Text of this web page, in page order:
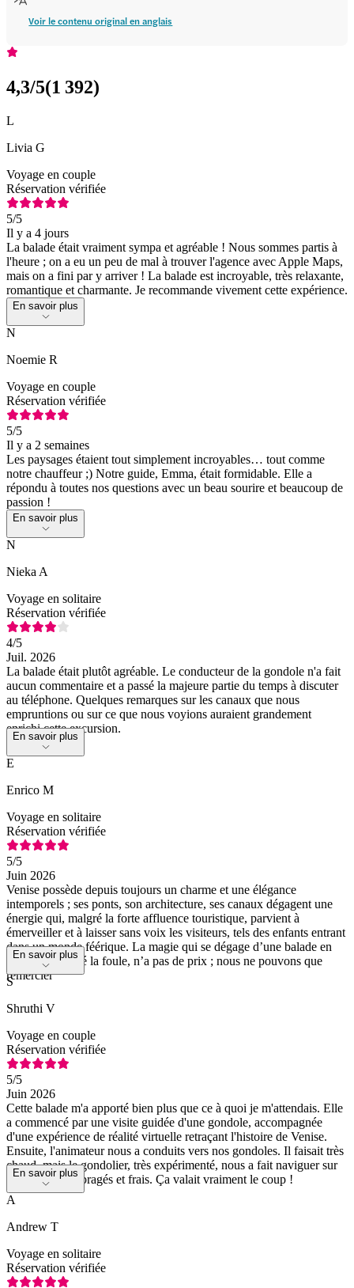
Voir le contenu original en anglais
4,3/5(1 392)
L
Livia G
Voyage en couple
Réservation vérifiée
5/5
Il y a 4 jours
La balade était vraiment sympa et agréable ! Nous sommes partis à
l'heure ; on a eu un peu de mal à trouver l'agence avec Apple Maps,
mais on a fini par y arriver ! La balade est incroyable, très relaxante,
romantique et charmante. Je recommande vivement cette expérience.
En savoir plus
N
Noemie R
Voyage en couple
Réservation vérifiée
5/5
Il y a 2 semaines
Les paysages étaient tout simplement incroyables… tout comme
notre chauffeur ;) Notre guide, Emma, était formidable. Elle a
répondu à toutes nos questions avec un beau sourire et beaucoup de
passion !
En savoir plus
N
Nieka A
Voyage en solitaire
Réservation vérifiée
4/5
Juil. 2026
La balade était plutôt agréable. Le conducteur de la gondole n'a fait
aucun commentaire et a passé la majeure partie du temps à discuter
au téléphone. Quelques remarques sur les canaux que nous
empruntions ou sur ce que nous voyions auraient grandement
enrichi cette excursion.
En savoir plus
E
Enrico M
Voyage en solitaire
Réservation vérifiée
5/5
Juin 2026
Venise possède depuis toujours un charme et une élégance
intemporels ; ses ponts, son architecture, ses canaux dégagent une
énergie qui, malgré la forte affluence touristique, parvient à
émerveiller et à laisser sans voix les visiteurs, tels des enfants entrant
dans un monde féérique. La magie qui se dégage d’une balade en
gondole, malgré la foule, n’a pas de prix ; nous ne pouvons que
remercier
En savoir plus
S
Shruthi V
Voyage en couple
Réservation vérifiée
5/5
Juin 2026
Cette balade m'a apporté bien plus que ce à quoi je m'attendais. Elle
a commencé par une visite guidée d'une gondole, accompagnée
d'une expérience de réalité virtuelle retraçant l'histoire de Venise.
Ensuite, l'animateur nous a conduits vers nos gondoles. Il faisait très
chaud, mais le gondolier, très expérimenté, nous a fait naviguer sur
des canaux ombragés et frais. Ça valait vraiment le coup !
En savoir plus
A
Andrew T
Voyage en solitaire
Réservation vérifiée